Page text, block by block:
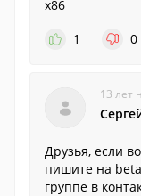
x86
1
0
13 лет
Друзья, если
пишите на
группе в